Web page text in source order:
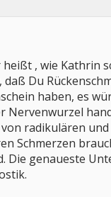
, wie Kathrin
Du
haben, es
Nervenwurzel
radikulären und
Schmerzen
Die genaueste